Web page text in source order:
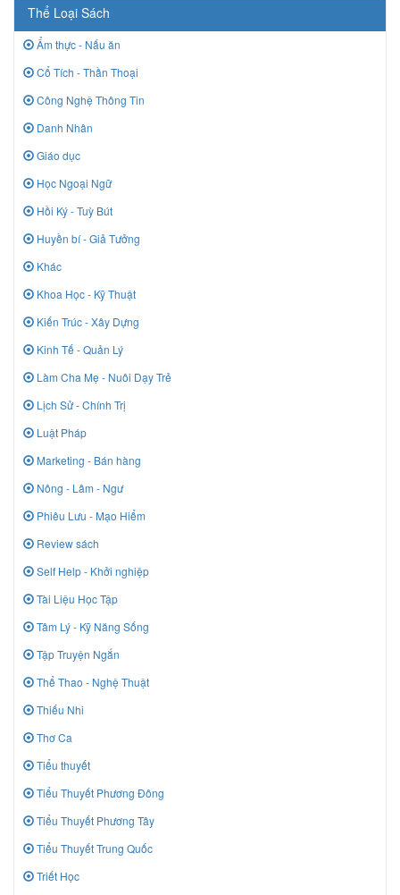
Thể Loại Sách
Ẩm thực - Nấu ăn
Cổ Tích - Thần Thoại
Công Nghệ Thông Tin
Danh Nhân
Giáo dục
Học Ngoại Ngữ
Hồi Ký - Tuỳ Bút
Huyền bí - Giả Tưởng
Khác
Khoa Học - Kỹ Thuật
Kiến Trúc - Xây Dựng
Kinh Tế - Quản Lý
Làm Cha Mẹ - Nuôi Dạy Trẻ
Lịch Sử - Chính Trị
Luật Pháp
Marketing - Bán hàng
Nông - Lâm - Ngư
Phiêu Lưu - Mạo Hiểm
Review sách
Self Help - Khởi nghiệp
Tài Liệu Học Tập
Tâm Lý - Kỹ Năng Sống
Tập Truyện Ngắn
Thể Thao - Nghệ Thuật
Thiếu Nhi
Thơ Ca
Tiểu thuyết
Tiểu Thuyết Phương Đông
Tiểu Thuyết Phương Tây
Tiểu Thuyết Trung Quốc
Triết Học